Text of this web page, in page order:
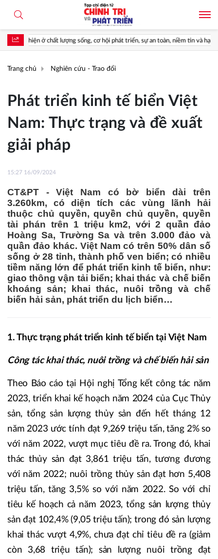
cơ hội phát triển, sự an toàn, niềm tin và hạnh phúc của nhân dân*
Trang chủ Nghiên cứu - Trao đổi
Phát triển kinh tế biển Việt
Nam: Thực trạng và đề xuất
giải pháp
15:27 16/09/2024
CT&PT - Việt Nam có bờ biển dài trên
3.260km, có diện tích các vùng lãnh hải
thuộc chủ quyền, quyền chủ quyền, quyền
tài phán trên 1 triệu km2, với 2 quần đảo
Hoàng Sa, Trường Sa và trên 3.000 đảo và
quần đảo khác. Việt Nam có trên 50% dân số
sống ở 28 tỉnh, thành phố ven biển; có nhiều
tiềm năng lớn để phát triển kinh tế biển, như:
giao thông vận tải biển; khai thác và chế biến
khoáng sản; khai thác, nuôi trồng và chế
biến hải sản, phát triển du lịch biển…
1. Thực trạng phát triển kinh tế biển tại Việt Nam
Công tác khai thác, nuôi trồng và chế biến hải sản
Theo Báo cáo tại Hội nghị Tổng kết công tác năm
2023, triển khai kế hoạch năm 2024 của Cục Thủy
sản, tổng sản lượng thủy sản đến hết tháng 12
năm 2023 ước tính đạt 9,269 triệu tấn, tăng 2% so
với năm 2022, vượt mục tiêu đề ra. Trong đó, khai
thác thủy sản đạt 3,861 triệu tấn, tương đương
với năm 2022; nuôi trồng thủy sản đạt hơn 5,408
triệu tấn, tăng 3,5% so với năm 2022. So với chỉ
tiêu kế hoạch cả năm 2023, tổng sản lượng thủy
sản đạt 102,4% (9,05 triệu tấn); trong đó sản lượng
khai thác vượt 4,9%, chưa đạt chỉ tiêu đề ra (giảm
còn 3,68 triệu tấn); sản lượng nuôi trồng đạt